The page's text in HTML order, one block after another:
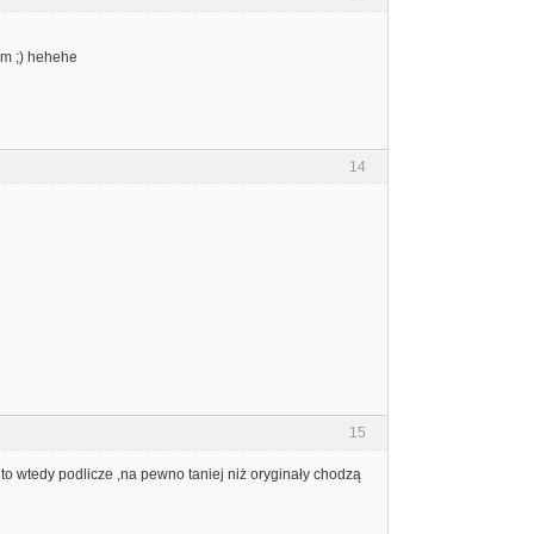
;) hehehe
14
15
wtedy podlicze ,na pewno taniej niż oryginały chodzą